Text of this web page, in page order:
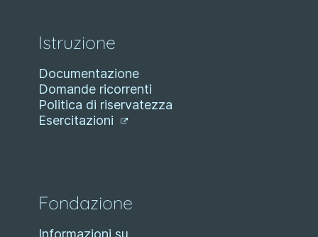
Istruzione
Documentazione
Domande ricorrenti
Politica di riservatezza
Esercitazioni
Fondazione
Informazioni su